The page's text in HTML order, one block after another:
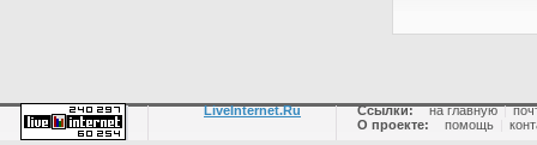
LiveInternet.Ru Ссылки: на главную |
О проекте:
помощь